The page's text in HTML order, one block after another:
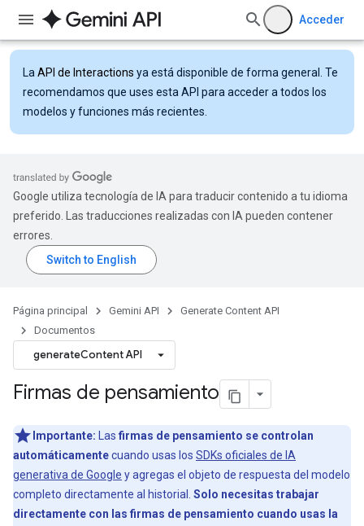
Acceder
La API de Interactions ya está disponible de forma general. Te
recomendamos que uses esta API para acceder a todos los
modelos y funciones más recientes.
Google utiliza tecnología de IA para traducir contenido a tu idioma
preferido. Las traducciones realizadas con IA pueden contener
errores.
Página principal Gemini API
Generate Content API
Documentos
generateContent API
Firmas de pensamiento
Importante: Las firmas de pensamiento se controlan
automáticamentecuando usas los SDKs oficiales de IA
generativa de Google y agregas el objeto de respuesta del modelo
completo directamente al historial. Solo necesitas trabajar
directamente con las firmas de pensamiento cuando usas la